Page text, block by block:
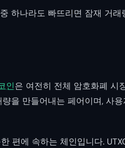
하나라도 빠뜨리면 잠재 거
인은 여전히 전체 암호화폐 시
을 만들어내는 페어이며, 사
편에 속하는 체인입니다.